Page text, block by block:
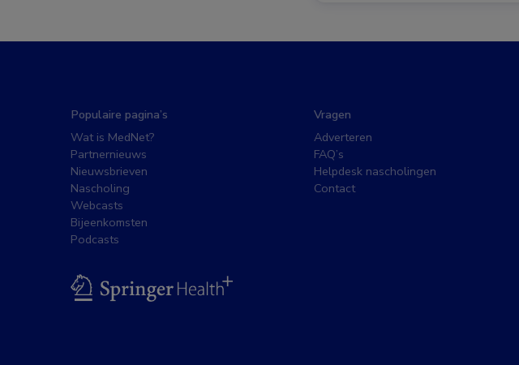
Populaire pagina’s
Wat is MedNet?
Partnernieuws
Nieuwsbrieven
Nascholing
Webcasts
Bijeenkomsten
Podcasts
Vragen
Adverteren
FAQ’s
Helpdesk nascholingen
Contact
BSL